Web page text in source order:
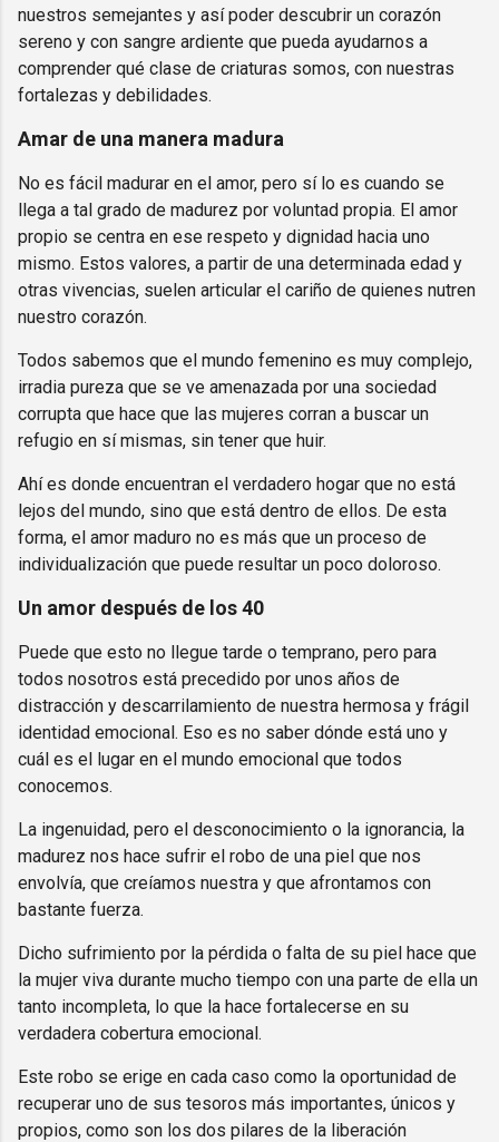
nuestros semejantes y así poder descubrir un corazón
sereno y con sangre ardiente que pueda ayudarnos a
comprender qué clase de criaturas somos, con nuestras
fortalezas y debilidades.
Amar de una manera madura
No es fácil madurar en el amor, pero sí lo es cuando se
llega a tal grado de madurez por voluntad propia. El amor
propio se centra en ese respeto y dignidad hacia uno
mismo. Estos valores, a partir de una determinada edad y
otras vivencias, suelen articular el cariño de quienes nutren
nuestro corazón.
Todos sabemos que el mundo femenino es muy complejo,
irradia pureza que se ve amenazada por una sociedad
corrupta que hace que las mujeres corran a buscar un
refugio en sí mismas, sin tener que huir.
Ahí es donde encuentran el verdadero hogar que no está
lejos del mundo, sino que está dentro de ellos. De esta
forma, el amor maduro no es más que un proceso de
individualización que puede resultar un poco doloroso.
Un amor después de los 40
Puede que esto no llegue tarde o temprano, pero para
todos nosotros está precedido por unos años de
distracción y descarrilamiento de nuestra hermosa y frágil
identidad emocional. Eso es no saber dónde está uno y
cuál es el lugar en el mundo emocional que todos
conocemos.
La ingenuidad, pero el desconocimiento o la ignorancia, la
madurez nos hace sufrir el robo de una piel que nos
envolvía, que creíamos nuestra y que afrontamos con
bastante fuerza.
Dicho sufrimiento por la pérdida o falta de su piel hace que
la mujer viva durante mucho tiempo con una parte de ella un
tanto incompleta, lo que la hace fortalecerse en su
verdadera cobertura emocional.
Este robo se erige en cada caso como la oportunidad de
recuperar uno de sus tesoros más importantes, únicos y
propios, como son los dos pilares de la liberación